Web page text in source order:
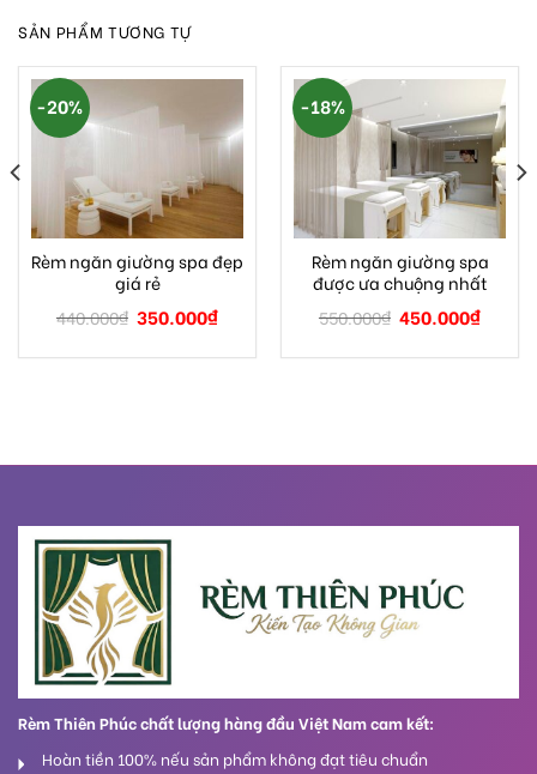
SẢN PHẨM TƯƠNG TỰ
-20%
Rèm ngăn giường spa đẹp
giá rẻ
440.000₫ 350.000₫
-18%
Rèm ngăn giường spa
được ưa chuộng nhất
550.000₫ 450.000₫
Rèm Thiên Phúc chất lượng hàng đầu Việt Nam cam kết:
Hoàn tiền 100% nếu sản phẩm không đạt tiêu chuẩn